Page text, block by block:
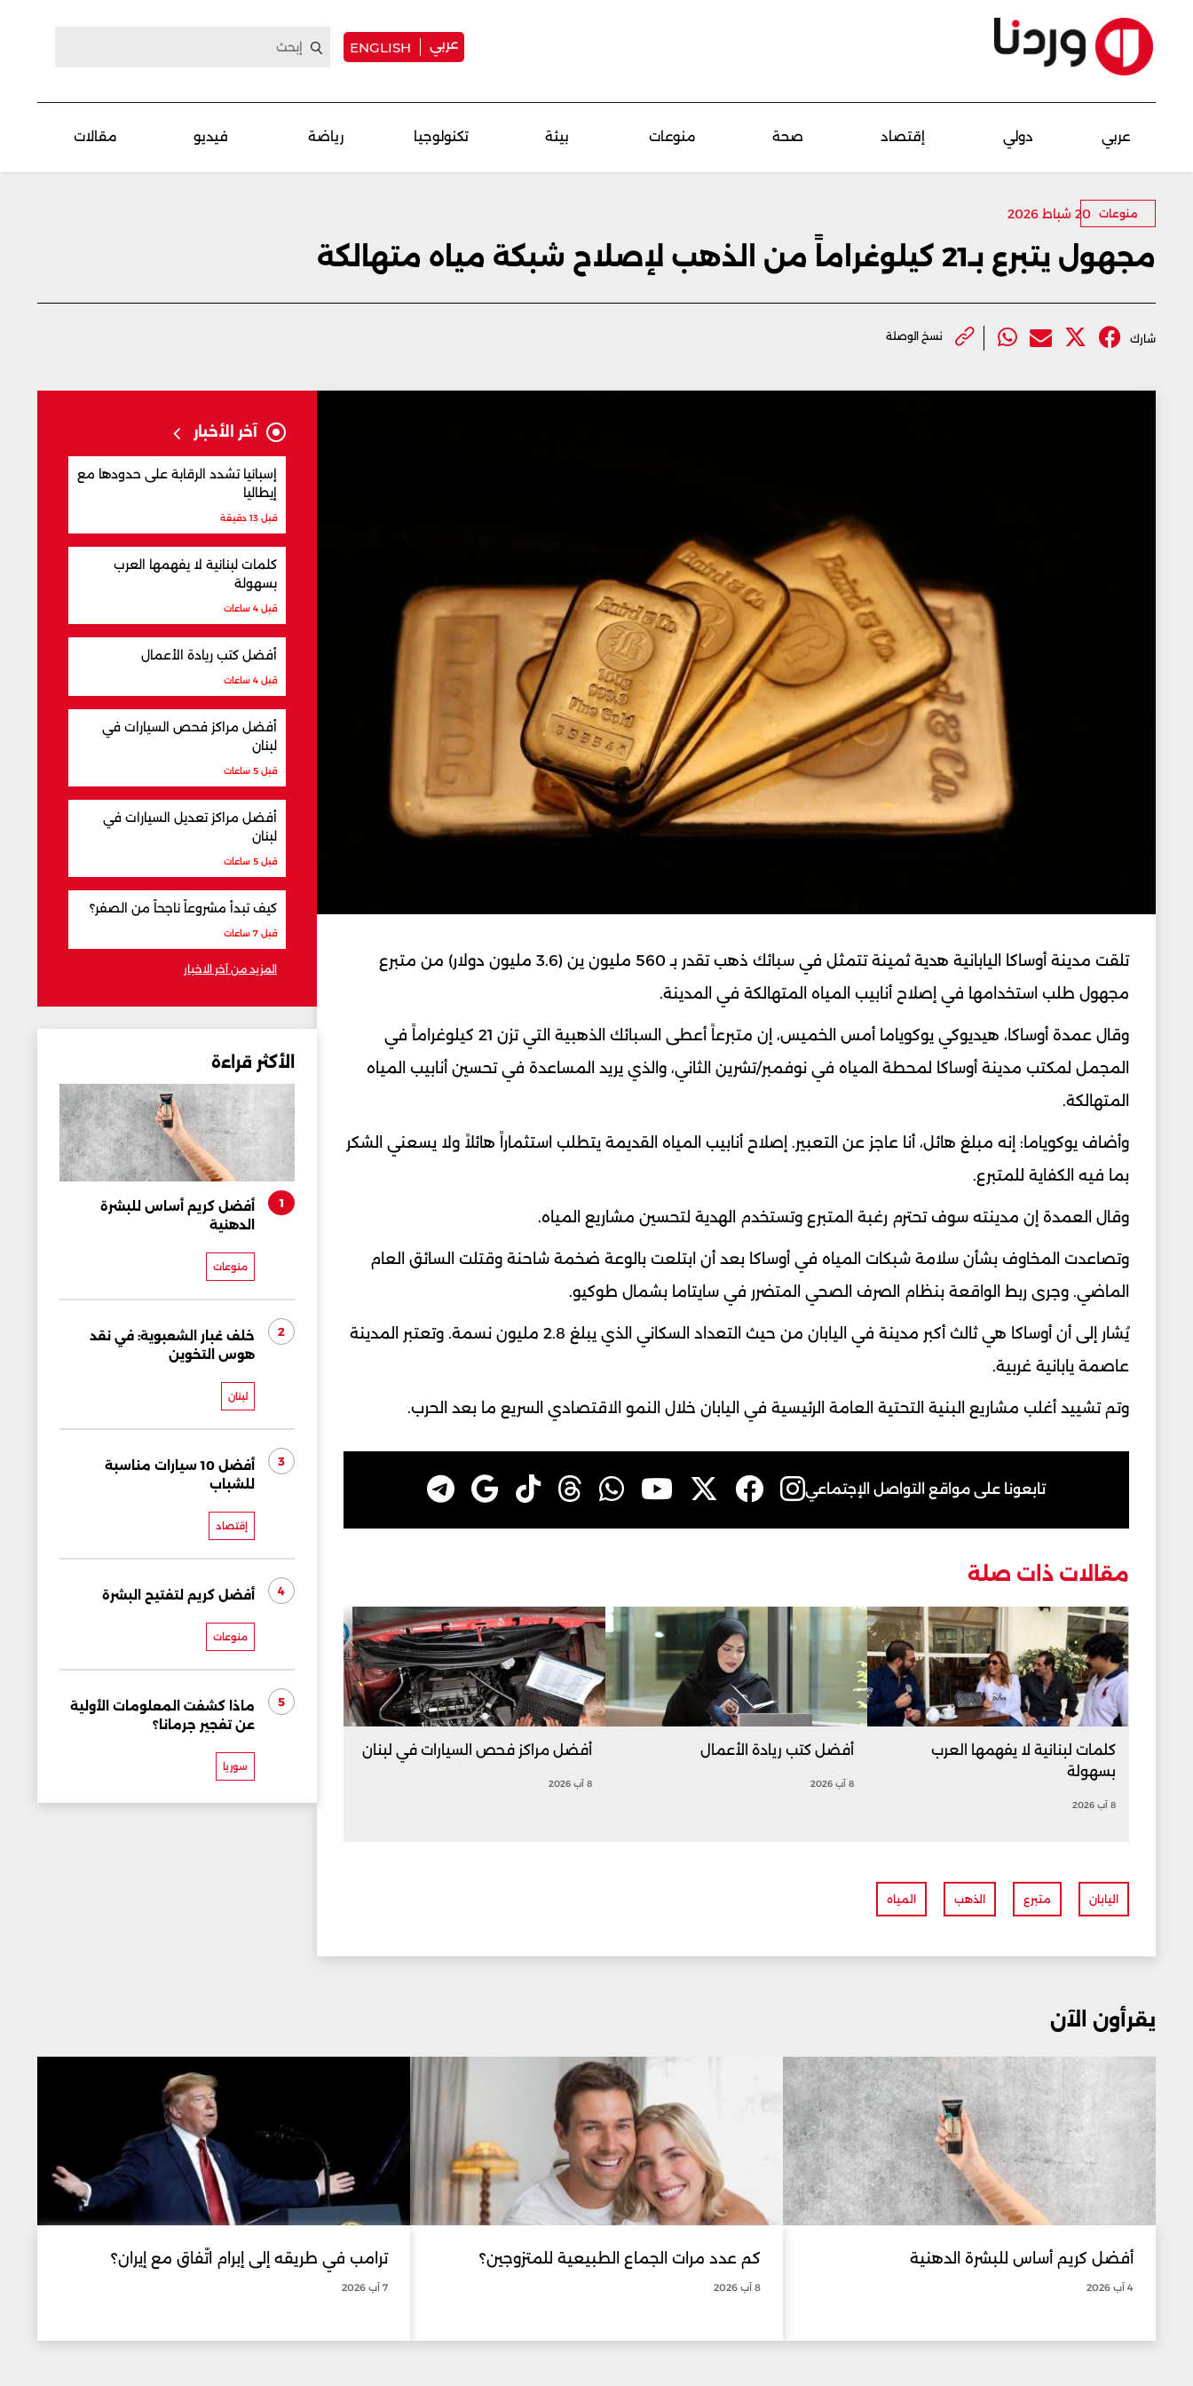
عربي ENGLISH
عربي دولي إقتصاد صحة منوعات بيئة تكنولوجيا رياضة فيديو مقالات
منوعات 20 شباط 2026
مجهول يتبرع بـ21 كيلوغراماً من الذهب لإصلاح شبكة مياه متهالكة
شارك نسخ الوصلة
تلقت مدينة أوساكا اليابانية هدية ثمينة تتمثل في سبائك ذهب تقدر بـ 560 مليون ين (3.6 مليون دولار) من متبرع
مجهول طلب استخدامها في إصلاح أنابيب المياه المتهالكة في المدينة.
وقال عمدة أوساكا، هيديوكي يوكوياما أمس الخميس، إن متبرعاً أعطى السبائك الذهبية التي تزن 21 كيلوغراماً في
المجمل لمكتب مدينة أوساكا لمحطة المياه في نوفمبر/تشرين الثاني، والذي يريد المساعدة في تحسين أنابيب المياه
المتهالكة.
وأضاف يوكوياما: إنه مبلغ هائل، أنا عاجز عن التعبير. إصلاح أنابيب المياه القديمة يتطلب استثماراً هائلاً ولا يسعني الشكر
بما فيه الكفاية للمتبرع.
وقال العمدة إن مدينته سوف تحترم رغبة المتبرع وتستخدم الهدية لتحسين مشاريع المياه.
وتصاعدت المخاوف بشأن سلامة شبكات المياه في أوساكا بعد أن ابتلعت بالوعة ضخمة شاحنة وقتلت السائق العام
الماضي. وجرى ربط الواقعة بنظام الصرف الصحي المتضرر في سايتاما بشمال طوكيو.
يُشار إلى أن أوساكا هي ثالث أكبر مدينة في اليابان من حيث التعداد السكاني الذي يبلغ 2.8 مليون نسمة. وتعتبر المدينة
عاصمة يابانية غربية.
وتم تشييد أغلب مشاريع البنية التحتية العامة الرئيسية في اليابان خلال النمو الاقتصادي السريع ما بعد الحرب.
تابعونا على مواقع التواصل الإجتماعي
مقالات ذات صلة
كلمات لبنانية لا يفهمها العرب
بسهولة
8 آب 2026
أفضل كتب ريادة الأعمال
8 آب 2026
أفضل مراكز فحص السيارات في لبنان
8 آب 2026
اليابان متبرع الذهب المياه
آخر الأخبار
إسبانيا تشدد الرقابة على حدودها مع
إيطاليا
قبل 13 دقيقة
كلمات لبنانية لا يفهمها العرب
بسهولة
قبل 4 ساعات
أفضل كتب ريادة الأعمال
قبل 4 ساعات
أفضل مراكز فحص السيارات في
لبنان
قبل 5 ساعات
أفضل مراكز تعديل السيارات في
لبنان
قبل 5 ساعات
كيف تبدأ مشروعاً ناجحاً من الصفر؟
قبل 7 ساعات
المزيد من آخر الاخبار
الأكثر قراءة
1
أفضل كريم أساس للبشرة
الدهنية
منوعات
2
خلف غبار الشعبوية: في نقد
هوس التخوين
لبنان
3
أفضل 10 سيارات مناسبة
للشباب
إقتصاد
4 أفضل كريم لتفتيح البشرة
منوعات
5
ماذا كشفت المعلومات الأولية
عن تفجير جرمانا؟
سوريا
يقرأون الآن
أفضل كريم أساس للبشرة الدهنية
4 آب 2026
كم عدد مرات الجماع الطبيعية للمتزوجين؟
8 آب 2026
ترامب في طريقه إلى إبرام اتّفاق مع إيران؟
7 آب 2026